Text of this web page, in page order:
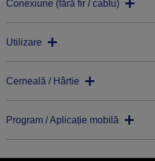
Conexiune (fără fir / cablu)
Utilizare
Cerneală / Hârtie
Program / Aplicație mobilă